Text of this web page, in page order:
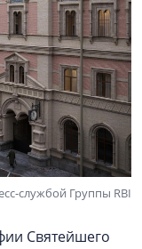
службой Группы RBI
Святейшего